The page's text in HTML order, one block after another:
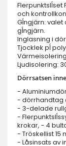
Flerpunktslĺset
och
Gĺngjärn:
gĺngjärn.
Inglasning i
Tjocklek pĺ
Ljudisolering:
Dörrsatsen
-
- dörrhandtag
- 3-delade
-
krokar, - 4
- Tröskellist 15
- Låsinsats av